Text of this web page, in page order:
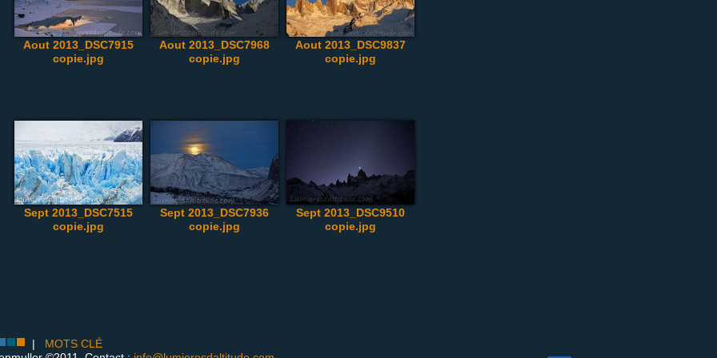
Aout 2013_DSC7915
copie.jpg
Aout 2013_DSC7968
copie.jpg
Aout 2013_DSC9837
copie.jpg
Sept 2013_DSC7515
copie.jpg
Sept 2013_DSC7936
copie.jpg
Sept 2013_DSC9510
copie.jpg
| MOTS CLÉ